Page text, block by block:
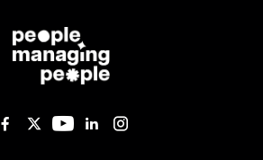
Like us on Facebook
Follow us on Twitter
Follow us on
Add us on
Follow us on